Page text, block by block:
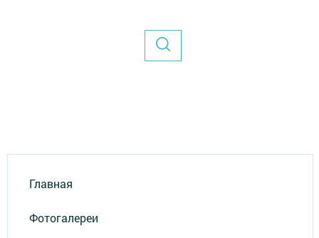
Главная
Фотогалереи